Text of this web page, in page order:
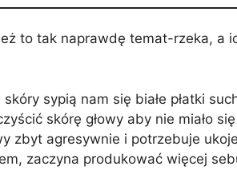
to tak naprawdę temat-rzeka,
sypią nam się białe płatki
skórę głowy aby nie miało
zbyt agresywnie i potrzebuje
zaczyna produkować więcej